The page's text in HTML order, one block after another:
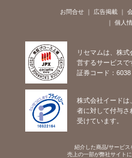
お問合せ 広告掲載
個人
リセマムは、株
営するサービスで
証券コード：6038
株式会社イードは
者に対して付与さ
受けています。
紹介した商品/サービス
売上の一部が弊社サイト